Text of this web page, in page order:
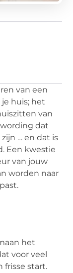
van een
huis; het
van
dat
… en dat is
Een kwestie
van jouw
worden naar
het
voor veel
frisse start.